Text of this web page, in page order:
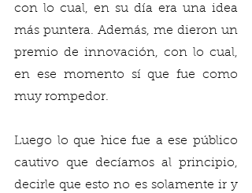
con lo cual, en su día era una idea
más puntera. Además, me dieron un
premio de innovación, con lo cual,
en ese momento sí que fue como
muy rompedor.
Luego lo que hice fue a ese público
cautivo que decíamos al principio,
decirle que esto no es solamente ir y